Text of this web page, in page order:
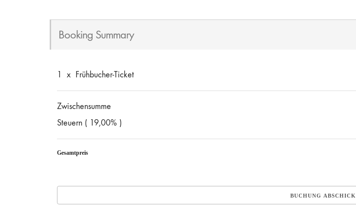
Booking Summary
1 x Frühbucher-Ticket
Zwischensumme
Steuern ( 19,00% )
Gesamtpreis